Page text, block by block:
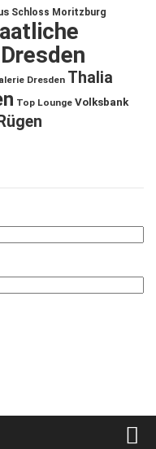
Schloss Moritzburg
Dresden Thalia
Top Lounge Volksbank